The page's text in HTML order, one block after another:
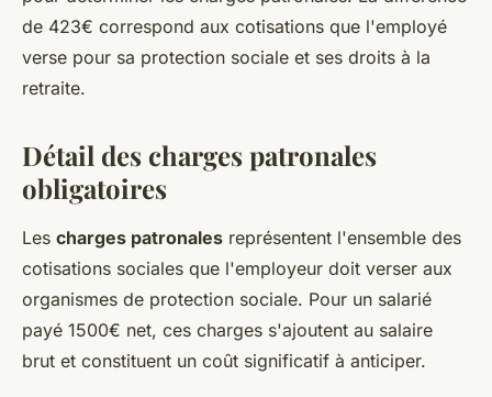
de 423€ correspond aux cotisations que l'employé
verse pour sa protection sociale et ses droits à la
retraite.
Détail des charges patronales
obligatoires
Les charges patronales représentent l'ensemble des
cotisations sociales que l'employeur doit verser aux
organismes de protection sociale. Pour un salarié
payé 1500€ net, ces charges s'ajoutent au salaire
brut et constituent un coût significatif à anticiper.